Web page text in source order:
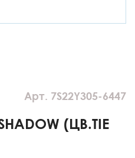
Арт. 7S22Y305-6447
(ЦВ.TIE